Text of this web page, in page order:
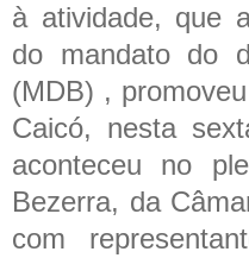
à atividade, que
do mandato do
(MDB) ,
Caicó, nesta
aconteceu no
Bezerra, da
com